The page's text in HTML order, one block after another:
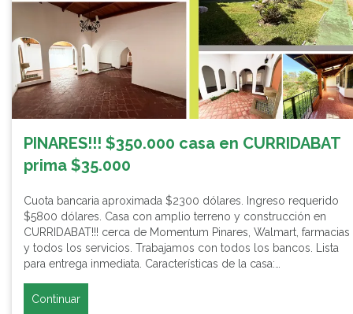
PINARES!!! $350.000 casa en CURRIDABAT
prima $35.000
Cuota bancaria aproximada $2300 dólares. Ingreso requerido
$5800 dólares. Casa con amplio terreno y construcción en
CURRIDABAT!!! cerca de Momentum Pinares, Walmart, farmacias
y todos los servicios. Trabajamos con todos los bancos. Lista
para entrega inmediata. Características de la casa:…
Continuar